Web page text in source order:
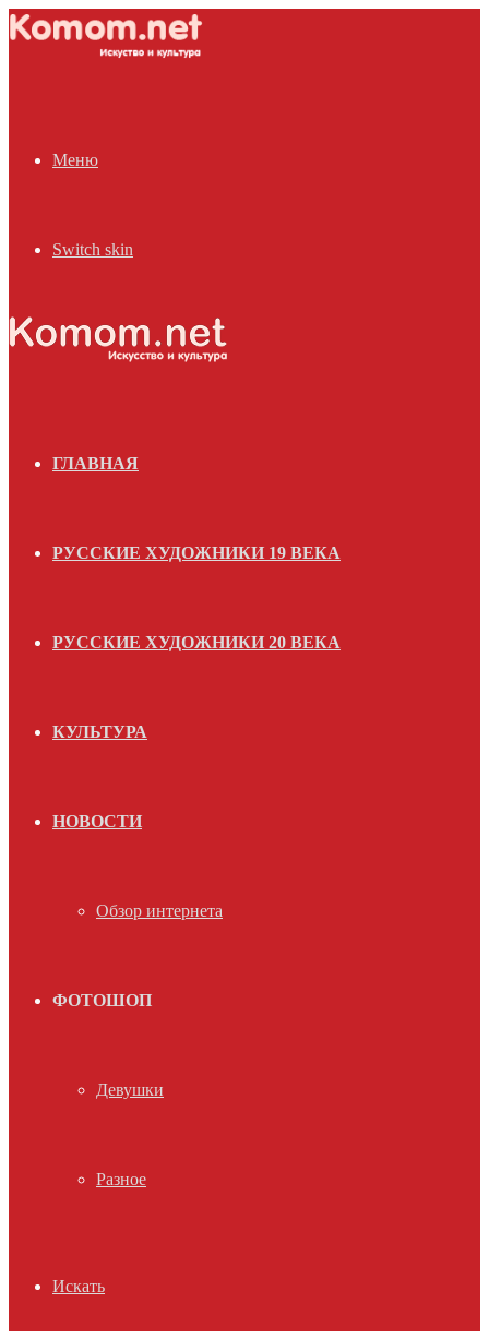
Меню
Switch skin
ГЛАВНАЯ
РУССКИЕ ХУДОЖНИКИ 19 ВЕКА
РУССКИЕ ХУДОЖНИКИ 20 ВЕКА
КУЛЬТУРА
НОВОСТИ
Обзор интернета
ФОТОШОП
Девушки
Разное
Искать